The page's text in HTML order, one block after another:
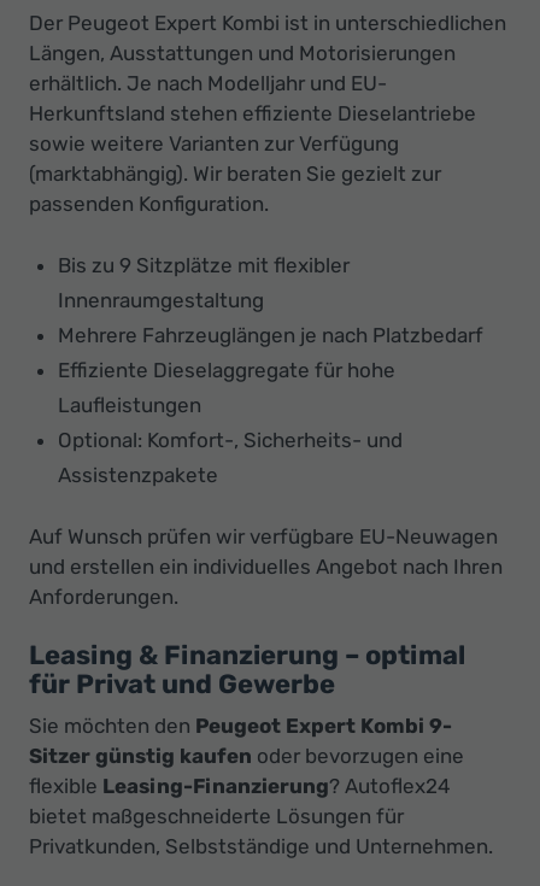
Der Peugeot Expert Kombi ist in unterschiedlichen
Längen, Ausstattungen und Motorisierungen
erhältlich. Je nach Modelljahr und EU-
Herkunftsland stehen effiziente Dieselantriebe
sowie weitere Varianten zur Verfügung
(marktabhängig). Wir beraten Sie gezielt zur
passenden Konfiguration.
Bis zu 9 Sitzplätze mit flexibler
Innenraumgestaltung
Mehrere Fahrzeuglängen je nach Platzbedarf
Effiziente Dieselaggregate für hohe
Laufleistungen
Optional: Komfort-, Sicherheits- und
Assistenzpakete
Auf Wunsch prüfen wir verfügbare EU-Neuwagen
und erstellen ein individuelles Angebot nach Ihren
Anforderungen.
Leasing & Finanzierung – optimal
für Privat und Gewerbe
Sie möchten den Peugeot Expert Kombi 9-
Sitzer günstig kaufen oder bevorzugen eine
flexible Leasing-Finanzierung? Autoflex24
bietet maßgeschneiderte Lösungen für
Privatkunden, Selbstständige und Unternehmen.